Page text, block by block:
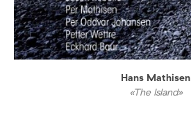
Hans Mathisen
«The Island»